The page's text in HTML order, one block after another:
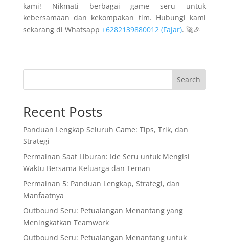
kami! Nikmati berbagai game seru untuk
kebersamaan dan kekompakan tim. Hubungi kami
sekarang di Whatsapp +6282139880012 (Fajar). 🚀🎉
Search
Recent Posts
Panduan Lengkap Seluruh Game: Tips, Trik, dan
Strategi
Permainan Saat Liburan: Ide Seru untuk Mengisi
Waktu Bersama Keluarga dan Teman
Permainan 5: Panduan Lengkap, Strategi, dan
Manfaatnya
Outbound Seru: Petualangan Menantang yang
Meningkatkan Teamwork
Outbound Seru: Petualangan Menantang untuk